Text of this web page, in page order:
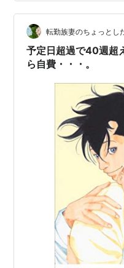
して・・・ 入院が決ま
まで…転勤族妻のちょっとし
予定日超過で40週超
ら自費・・・。